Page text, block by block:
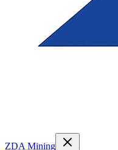
ZDA Mining